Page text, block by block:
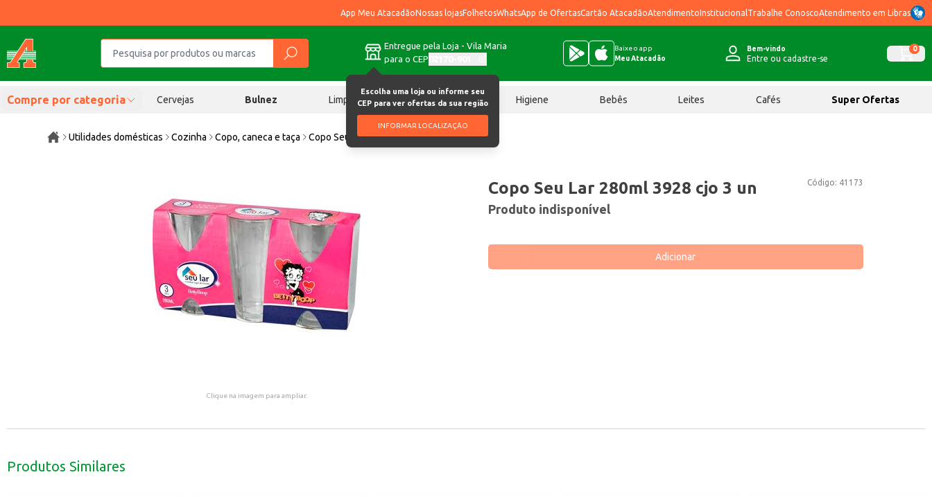
App Meu AtacadãoNossas lojasFolhetosWhatsApp de OfertasCartão AtacadãoAtendimentoInstitucional Trabalhe ConoscoAtendimento em Libras
Entregue pela Loja - Vila Maria
para o CEP
Escolha uma loja ou informe seu
CEP para ver ofertas da sua região
INFORMAR LOCALIZAÇÃO
Baixe o app
Meu Atacadão
Bem-vindo
Entre ou cadastre-se
0
Compre por categoria Cervejas Bulnez Limpeza Chocolates Higiene Bebês Leites Cafés Super Ofertas
Utilidades domésticas Cozinha Copo, caneca e taça Copo Seu Lar 280ml 3928 cjo 3 un
Clique na imagem para ampliar.
Código: 41173
Copo Seu Lar 280ml 3928 cjo 3 un
Produto indisponível
Adicionar
Produtos Similares